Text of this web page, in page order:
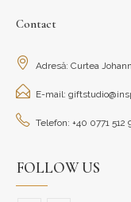
Contact
Adresă: Curtea
E-mail:
Telefon: +40 0771 512
FOLLOW US